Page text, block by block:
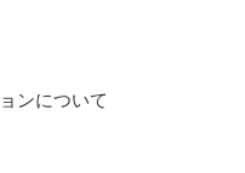
ンについて